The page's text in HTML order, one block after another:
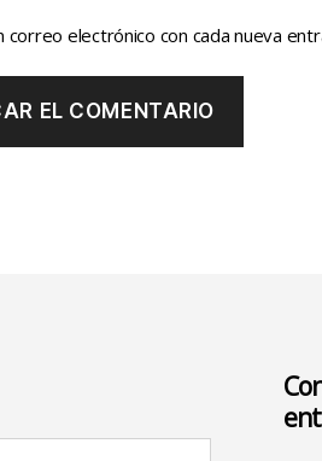
correo electrónico con cada nueva